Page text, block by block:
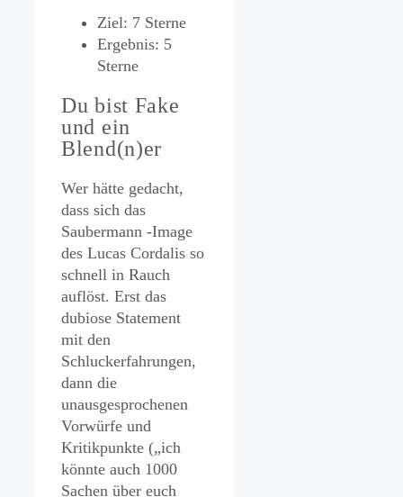
Ziel: 7 Sterne
Ergebnis: 5
Sterne
Du bist Fake
und ein
Blend(n)er
Wer hätte gedacht,
dass sich das
Saubermann -Image
des Lucas Cordalis so
schnell in Rauch
auflöst. Erst das
dubiose Statement
mit den
Schluckerfahrungen,
dann die
unausgesprochenen
Vorwürfe und
Kritikpunkte („ich
könnte auch 1000
Sachen über euch